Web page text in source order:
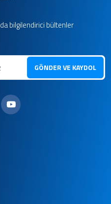
bilgilendirici bültenler
GÖNDER VE KAYDOL